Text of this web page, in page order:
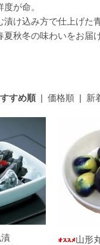
が命。
漬け込み方で仕上げた
秋冬の味わいをお届
すめ順| 価格順| 新
山形